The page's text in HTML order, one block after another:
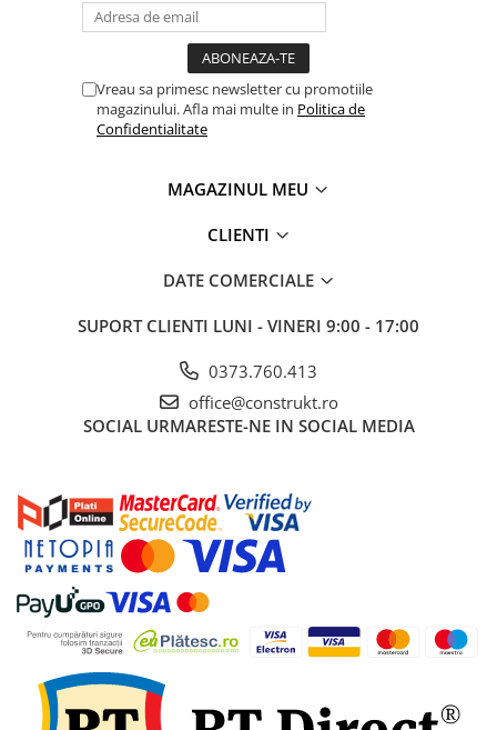
UPS-uri si stabilizatoare de
Ventile liniare
Ventile electromagnetice
Termostate aplicatii industriale
Echipamente pentru tratarea si
Pompe submersibile
Pompe pentru piscine
Motopompe
Vase de expansiune pentru
hidrofor
Grupuri de pompare apa
Rezervoare apa si accesorii stocare
Echipamente de filtrare si
dedurizare apa
Contoare de apa - Apometre
Camine apometru
Vreau sa primesc newsletter cu promotiile
magazinului. Afla mai multe in Politica de
Confidentialitate
MAGAZINUL MEU
CLIENTI
DATE COMERCIALE
SUPORT CLIENTI LUNI - VINERI 9:00 - 17:00
0373.760.413
office@construkt.ro
SOCIAL URMARESTE-NE IN SOCIAL MEDIA